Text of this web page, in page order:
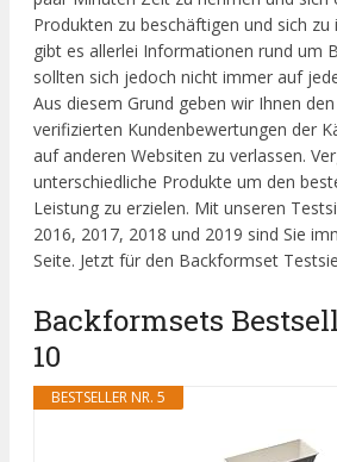
Produkten zu beschäftigen und sich
gibt es allerlei Informationen rund um
sollten sich jedoch nicht immer auf
Aus diesem Grund geben wir Ihnen
verifizierten Kundenbewertungen der
auf anderen Websiten zu verlassen.
unterschiedliche Produkte um den
Leistung zu erzielen. Mit unseren
2016, 2017, 2018 und 2019 sind Sie
Seite. Jetzt für den Backformset
Backformsets
10
BESTSELLER NR. 5